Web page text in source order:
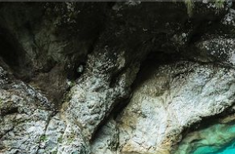
100% de satisfaction ( 8 avis)
cours d'eau et au chant des oiseaux,
de la nature. Riche d'une palette
est sans doute l’écrin d'un voyage en
Guide de voyage Slovénie
Activité
Randonnée Vélo
Itinérance
Itinérant Semi-itinérant